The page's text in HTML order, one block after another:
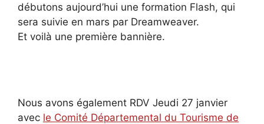
débutons aujourd’hui une formation Flash, qui
sera suivie en mars par Dreamweaver.
Et voilà une première bannière.
Nous avons également RDV Jeudi 27 janvier
avec le Comité Départemental du Tourisme de